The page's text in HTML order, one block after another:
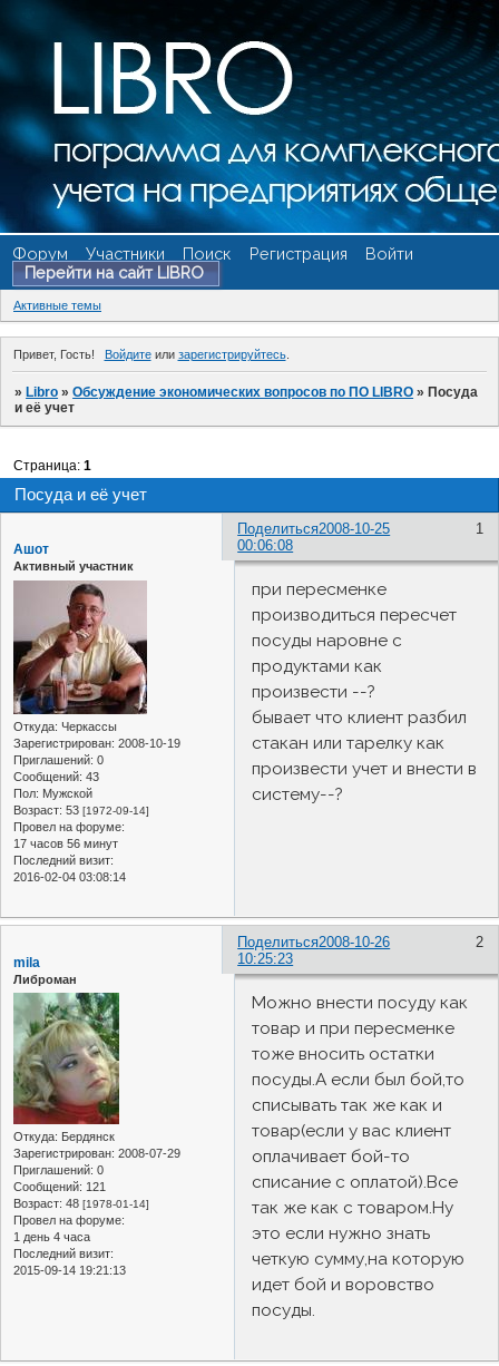
Форум Участники Поиск Регистрация
Войти
Перейти на сайт LIBRO
Активные темы
Привет, Гость! Войдитеили зарегистрируйтесь.
»Libro »Обсуждение экономических вопросов по ПО LIBRO »Посуда
и её учет
Посуда и её учет
Страница:1
Поделиться 1
2008-10-25
00:06:08
Ашот
Активный участник
Откуда: Черкассы
Зарегистрирован: 2008-10-19
Приглашений: 0
Сообщений: 43
Пол: Мужской
Возраст: 53 [1972-09-14]
Провел на форуме:
17 часов 56 минут
Последний визит:
2016-02-04 03:08:14
при пересменке
производиться пересчет
посуды наровне с
продуктами как
произвести --?
бывает что клиент разбил
стакан или тарелку как
произвести учет и внести в
систему--?
Поделиться 2
2008-10-26
10:25:23
mila
Либроман
Откуда: Бердянск
Зарегистрирован: 2008-07-29
Приглашений: 0
Сообщений: 121
Возраст: 48 [1978-01-14]
Провел на форуме:
1 день 4 часа
Последний визит:
2015-09-14 19:21:13
Можно внести посуду как
товар и при пересменке
тоже вносить остатки
посуды.А если был бой,то
списывать так же как и
товар(если у вас клиент
оплачивает бой-то
списание с оплатой).Все
так же как с товаром.Ну
это если нужно знать
четкую сумму,на которую
идет бой и воровство
посуды.